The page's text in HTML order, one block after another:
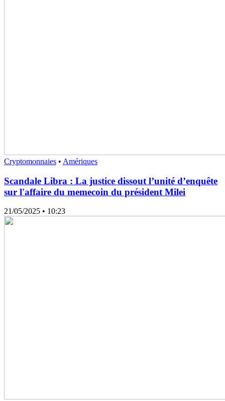
Cryptomonnaies • Amériques
Scandale Libra : La justice dissout l’unité d’enquête
sur l'affaire du memecoin du président Milei
21/05/2025 • 10:23